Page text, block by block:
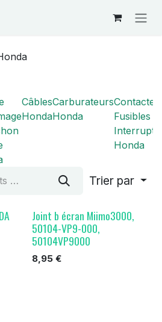
Câbles
Honda
Carburateurs
Honda
Fusibles
Honda
Trier par
Joint b écran Miimo3000,
50104-VP9-000,
50104VP9000
8,95€